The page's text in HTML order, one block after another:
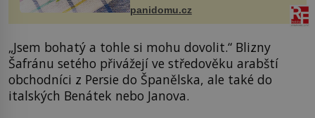
panidomu.cz
„Jsem bohatý a tohle si mohu dovolit.“ Blizny
Šafránu setého přivážejí ve středověku arabští
obchodníci z Persie do Španělska, ale také do
italských Benátek nebo Janova.